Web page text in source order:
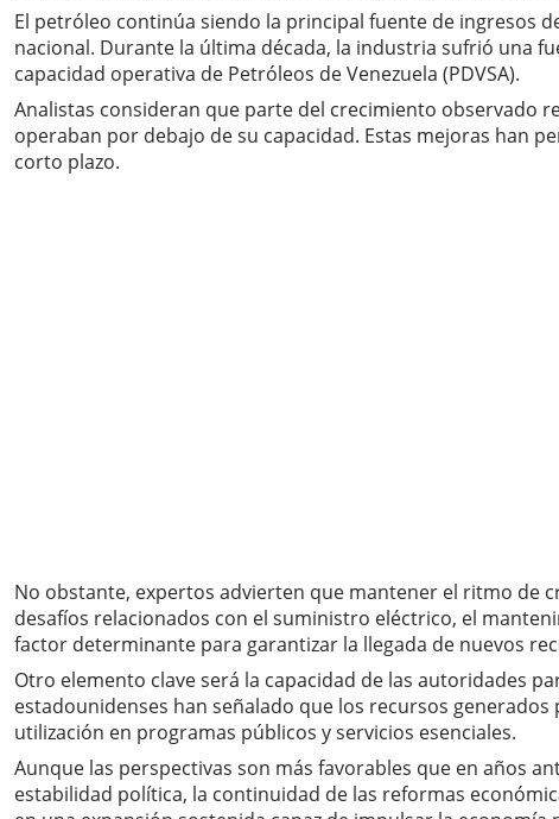
El petróleo continúa siendo la principal fuente de ingresos
nacional. Durante la última década, la industria sufrió una
capacidad operativa de Petróleos de Venezuela (PDVSA).
Analistas consideran que parte del crecimiento observado
operaban por debajo de su capacidad. Estas mejoras han
corto plazo.
No obstante, expertos advierten que mantener el ritmo de
desafíos relacionados con el suministro eléctrico, el
factor determinante para garantizar la llegada de nuevos
Otro elemento clave será la capacidad de las autoridades
estadounidenses han señalado que los recursos
utilización en programas públicos y servicios esenciales.
Aunque las perspectivas son más favorables que en años
estabilidad política, la continuidad de las reformas